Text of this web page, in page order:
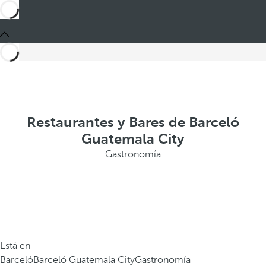
Restaurantes y Bares de Barceló
Guatemala City
Gastronomía
Está en
BarcelóBarceló Guatemala CityGastronomía